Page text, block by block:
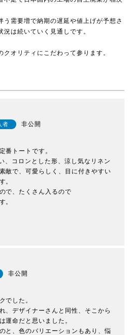
う需要増で納期の遅延や値上げが予想さ
は続いていく見通しです。
オリティにこだわって参ります。
者
非公開
番トートです。
、コロンとした形、涼し気なリネン
敵で、可愛らしく、目に付きやすい
。
で、たくさん入るので
。
非公開
でした。
、デザイナーさんと同性、そこから
運命だと思いました。
と、色のバリエーションもあり、悩